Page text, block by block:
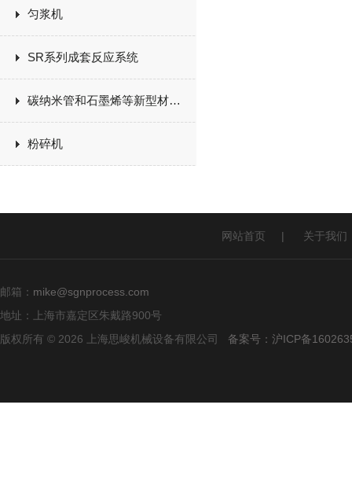
匀浆机
SR系列成套反应系统
碳纳米管和石墨烯等新型材料生产设备
粉碎机
网站首页 | 关于我们
邮箱： mike@sgnprocess.com
地址：上海市嘉定区朱戴路900号
版权所有 © 2026 上海思峻机械设备有限公司 备案号：沪ICP备